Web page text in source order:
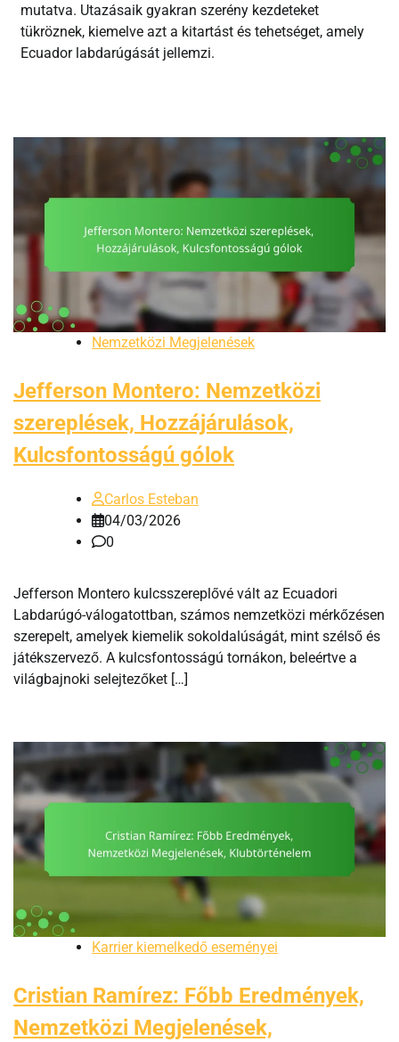
mutatva. Utazásaik gyakran szerény kezdeteket
tükröznek, kiemelve azt a kitartást és tehetséget, amely
Ecuador labdarúgását jellemzi.
Nemzetközi Megjelenések
Jefferson Montero: Nemzetközi
szereplések, Hozzájárulások,
Kulcsfontosságú gólok
Carlos Esteban
04/03/2026
0
Jefferson Montero kulcsszereplővé vált az Ecuadori
Labdarúgó-válogatottban, számos nemzetközi mérkőzésen
szerepelt, amelyek kiemelik sokoldalúságát, mint szélső és
játékszervező. A kulcsfontosságú tornákon, beleértve a
világbajnoki selejtezőket […]
Karrier kiemelkedő eseményei
Cristian Ramírez: Főbb Eredmények,
Nemzetközi Megjelenések,